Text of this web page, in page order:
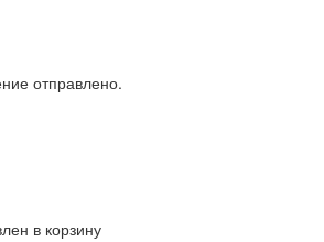
отправлено.
в корзину